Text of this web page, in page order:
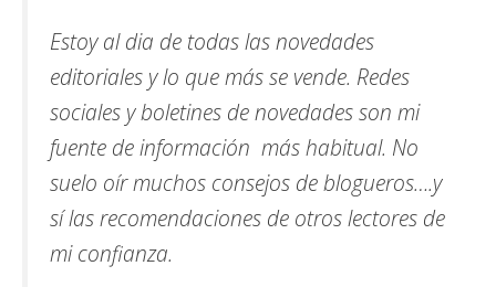
Estoy al dia de todas las novedades
editoriales y lo que más se vende. Redes
sociales y boletines de novedades son mi
fuente de información más habitual. No
suelo oír muchos consejos de blogueros….y
sí las recomendaciones de otros lectores de
mi confianza.